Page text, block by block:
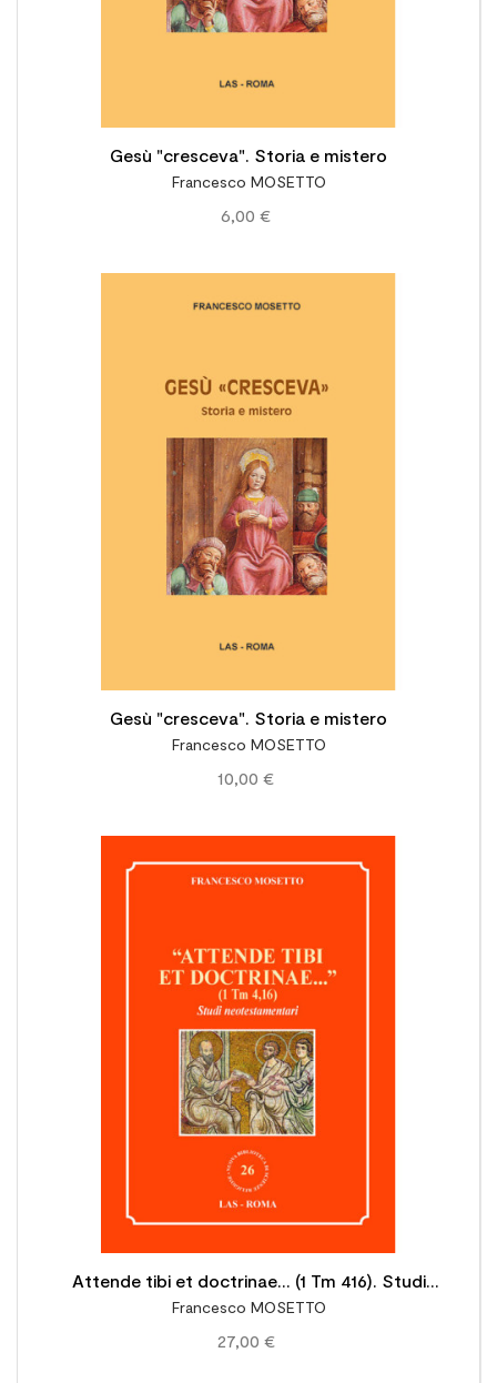
Gesù "cresceva". Storia e mistero
Francesco MOSETTO
6,00 €
Gesù "cresceva". Storia e mistero
Francesco MOSETTO
10,00 €
Attende tibi et doctrinae... (1 Tm 416). Studi
neotestamentari
Francesco MOSETTO
27,00 €